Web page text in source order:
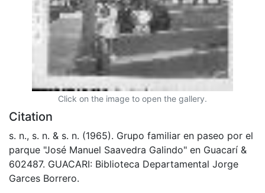
Click on the image to open the gallery.
Citation
s. n., s. n. & s. n. (1965). Grupo familiar en paseo por el
parque "José Manuel Saavedra Galindo" en Guacarí &
602487. GUACARI: Biblioteca Departamental Jorge
Garces Borrero.